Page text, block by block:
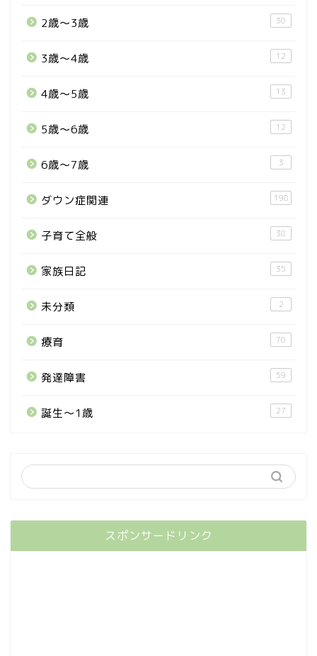
2歳〜3歳 30
3歳〜4歳 12
4歳〜5歳 13
5歳〜6歳 12
6歳〜7歳 3
ダウン症関連 198
子育て全般 38
家族日記 35
未分類 2
療育 70
発達障害 59
誕生〜1歳 27
スポンサードリンク